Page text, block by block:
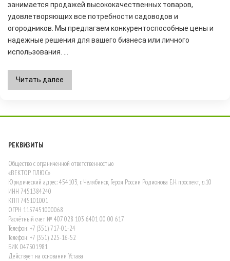
занимается продажей высококачественных товаров,
удовлетворяющих все потребности садоводов и
огородников. Мы предлагаем конкурентоспособные цены и
надежные решения для вашего бизнеса или личного
использования.
Читать далее
РЕКВИЗИТЫ
Общество с ограниченной ответственностью
«ВЕКТОР ПЛЮС»
Юридический адрес: 454103, г. Челябинск, Героя России Родионова Е.Н. проспект, д.10
ИНН 7451384240
КПП 745101001
ОГРН 1157451000068
Расчётный счет № 407 028 103 6401 00 00 617
Телефон: +7 (351) 717-01-24
Телефон: +7 (351) 225-16-52
БИК 047501981
Действует на основании Устава